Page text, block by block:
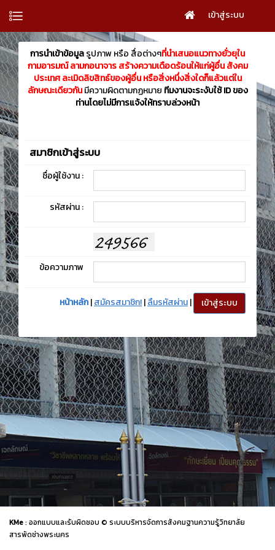
เข้าสู่ระบบ
การนำเข้าข้อมูลรูปภาพ หรือ สื่อต่างๆที่นำเสนอแนวทางยั่วยุใน
กามอารมณ์ ลามกอนาจาร สร้างความเดือดร้อนให้แก่ผู้อื่น สังคม
ประเทศ ละเมิดลิขสิทธ์ของผู้อื่น หรือสิ่งหนึ่งสิ่งใดก็แล้วแต่ใน
ลักษณะเดียวกันมีความผิดตามกฏหมาย ทีมงานจะระงับใช้ ID ของ
ท่านโดยไม่มีการแจ้งให้ทราบล่วงหน้า
สมาชิกเข้าสู่ระบบ
ชื่อผู้ใช้งาน :
รหัสผ่าน :
ข้อความภาพ
หน้าหลัก|สมัครสมาชิก!|ลืมรหัสผ่าน|
KMe: ออกแบบและรับผิดชอบ © ระบบบริหารจัดการสังคมฐานความรู้วิทยาลัย
สารพัดช่างพระนคร